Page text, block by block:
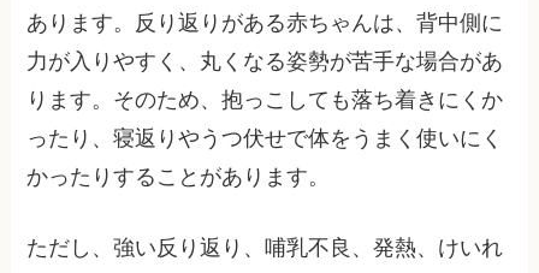
あります。反り返りがある赤ちゃんは、背中側に
力が入りやすく、丸くなる姿勢が苦手な場合があ
ります。そのため、抱っこしても落ち着きにくか
ったり、寝返りやうつ伏せで体をうまく使いにく
かったりすることがあります。
ただし、強い反り返り、哺乳不良、発熱、けいれ